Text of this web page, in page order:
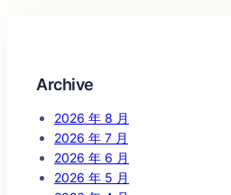
Archive
2026 年 8 月
2026 年 7 月
2026 年 6 月
2026 年 5 月